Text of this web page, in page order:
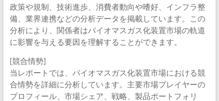
政策や規制、技術進歩、消費者動向や嗜好、インフラ整
備、業界連携などの分析データを掲載しています。この
分析により、関係者はバイオマスガス化装置市場の軌道
に影響を与える要因を理解することができます。
[競合情勢]
当レポートでは、バイオマスガス化装置市場における競
合情勢を詳細に分析しています。主要市場プレイヤーの
プロフィール、市場シェア、戦略、製品ポートフォリ